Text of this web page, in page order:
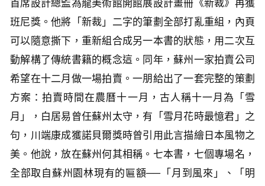
首席設計總監為龍美術館開館展設計畫冊《新裁》再獲
班尼獎。他將「新裁」二字的筆劃全部打亂重組，內頁
可以隨意撕下，重新組合成另一本書的狀態，用二次互
動解構了傳統書籍的概念這。同年，蘇州一家拍賣公司
希望在十二月做一場拍賣。一朋給出了一套完整的策劃
方案：拍賣時間在農曆十一月，古人稱十一月為「雪
月」，白居易曾任蘇州太守，有「雪月花時最憶君」之
句，川端康成獲諾貝爾獎時曾引用此言描繪日本風物之
美。他說，放在蘇州何其相稱。七本書，七個專場名，
全部取自蘇州園林現有的匾額──「月到風來」、「明